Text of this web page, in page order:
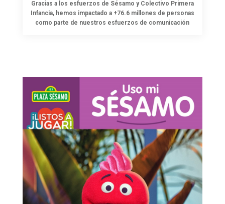
Gracias a los esfuerzos de Sésamo y Colectivo Primera
Infancia, hemos impactado a +76.6 millones de personas
como parte de nuestros esfuerzos de comunicación